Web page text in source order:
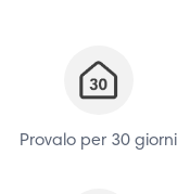
Provalo per 30 giorni